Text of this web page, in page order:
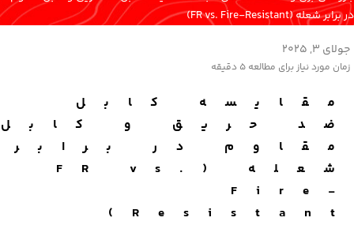
در برابر شعله (FR vs. Fire-Resistant)
جولای 3, 2025
زمان مورد نیاز برای مطالعه 5 دقیقه
مقایسه کابل
ضد حریق و کابل
مقاوم در برابر
شعله (FR vs.
Fire-
Resistant)